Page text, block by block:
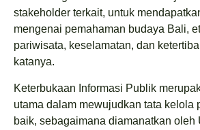
stakeholder terkait, untuk
mengenai pemahaman budaya Bali,
pariwisata, keselamatan, dan
katanya.
Keterbukaan Informasi Publik
utama dalam mewujudkan tata kelola
baik, sebagaimana diamanatkan oleh